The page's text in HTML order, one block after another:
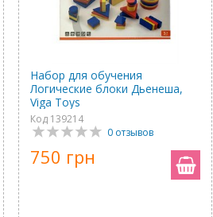
Набор для обучения
Логические блоки Дьенеша,
Viga Toys
Код 139214
0 отзывов
750 грн